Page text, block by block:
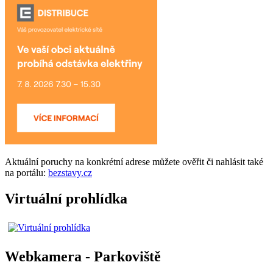
Aktuálníporuchy na konkrétní adrese můžete ověřit či nahlásit také
na portálu: bezstavy.cz
Virtuální prohlídka
Webkamera - Parkoviště